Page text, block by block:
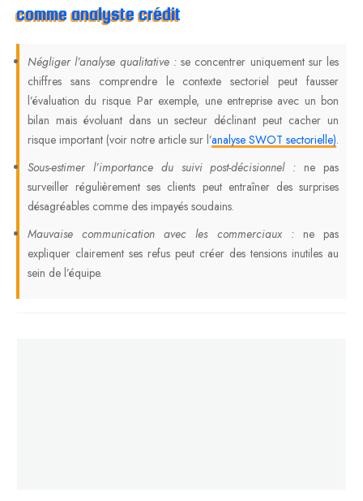
comme analyste crédit
Négliger l’analyse qualitative :se concentrer uniquement sur les
chiffres sans comprendre le contexte sectoriel peut fausser
l’évaluation du risque. Par exemple, une entreprise avec un bon
bilan mais évoluant dans un secteur déclinant peut cacher un
risque important (voir notre article sur l’analyse SWOT sectorielle).
Sous-estimer l’importance du suivi post-décisionnel : ne pas
surveiller régulièrement ses clients peut entraîner des surprises
désagréables comme des impayés soudains.
Mauvaise communication avec les commerciaux :ne pas
expliquer clairement ses refus peut créer des tensions inutiles au
sein de l’équipe.